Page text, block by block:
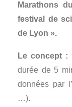
Marathons
festival de
de Lyon ».
Le concept :
durée de 5
données par
…).